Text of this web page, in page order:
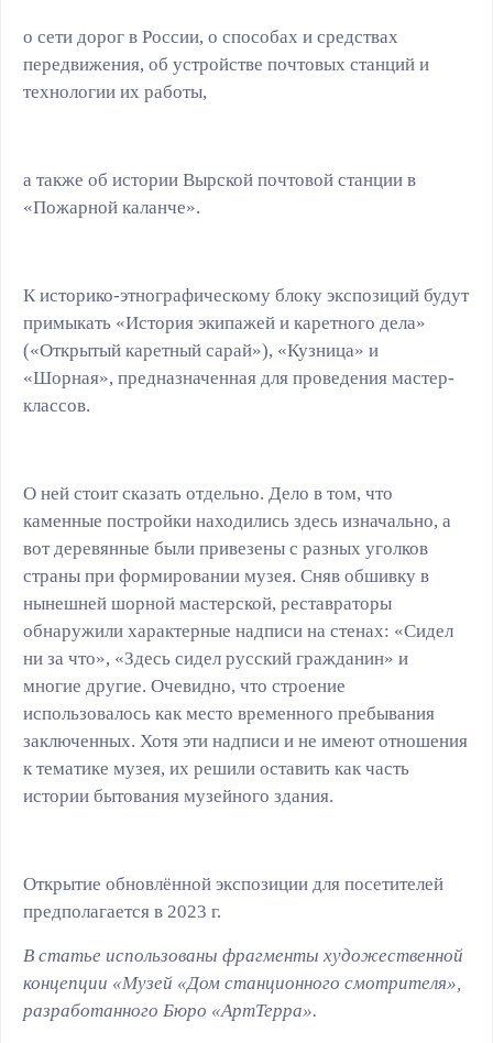
о сети дорог в России, о способах и средствах
передвижения, об устройстве почтовых станций и
технологии их работы,
а также об истории Вырской почтовой станции в
«Пожарной каланче».
К историко-этнографическому блоку экспозиций будут
примыкать «История экипажей и каретного дела»
(«Открытый каретный сарай»), «Кузница» и
«Шорная», предназначенная для проведения мастер-
классов.
О ней стоит сказать отдельно. Дело в том, что
каменные постройки находились здесь изначально, а
вот деревянные были привезены с разных уголков
страны при формировании музея. Сняв обшивку в
нынешней шорной мастерской, реставраторы
обнаружили характерные надписи на стенах: «Сидел
ни за что», «Здесь сидел русский гражданин» и
многие другие. Очевидно, что строение
использовалось как место временного пребывания
заключенных. Хотя эти надписи и не имеют отношения
к тематике музея, их решили оставить как часть
истории бытования музейного здания.
Открытие обновлённой экспозиции для посетителей
предполагается в 2023 г.
В статье использованы фрагменты художественной
концепции «Музей «Дом станционного смотрителя»,
разработанного Бюро «АртТерра».